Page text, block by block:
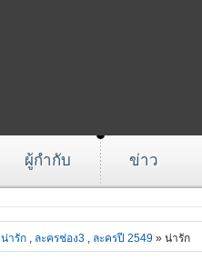
ผู้กำกับ ข่าว
น่ารัก, ละครช่อง3, ละครปี 2549» น่ารัก